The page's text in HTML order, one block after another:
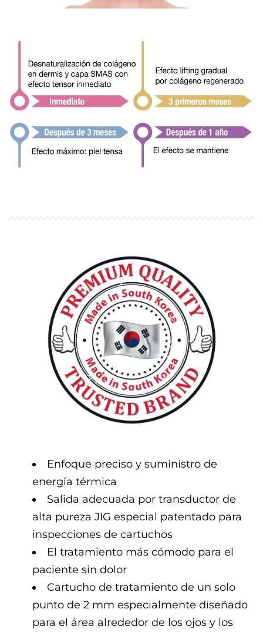
Enfoque preciso y suministro de
energía térmica
Salida adecuada por transductor de
alta pureza JIG especial patentado para
inspecciones de cartuchos
El tratamiento más cómodo para el
paciente sin dolor
Cartucho de tratamiento de un solo
punto de 2 mm especialmente diseñado
para el área alrededor de los ojos y los